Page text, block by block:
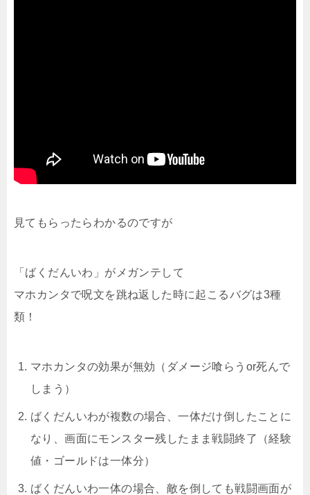
見てもらったらわかるのですが
「ばくだんいわ」がメガンテして
マホカンタで呪文を跳ね返した時に起こるバグは3種
類！
マホカンタの効果が無効（ダメージ喰らうor死んで
しまう）
ばくだんいわが複数の場合、一体だけ倒したことに
なり、画面にモンスター残したまま戦闘終了（経験
値・ゴールドは一体分）
ばくだんいわ一体の場合、敵を倒しても戦闘画面が